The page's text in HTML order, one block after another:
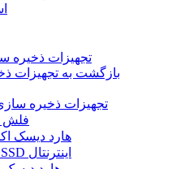
تجهیزات ذخیره
بازگشت به تجهیزات
تجهیزات ذخیره
فلش
هارد دیسک
حافظه SSD اینترنتال